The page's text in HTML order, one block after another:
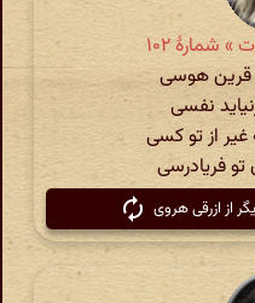
شمارهٔ ۱۰۲
قرین هوسی
نفسی
از تو کسی
فریادرسی